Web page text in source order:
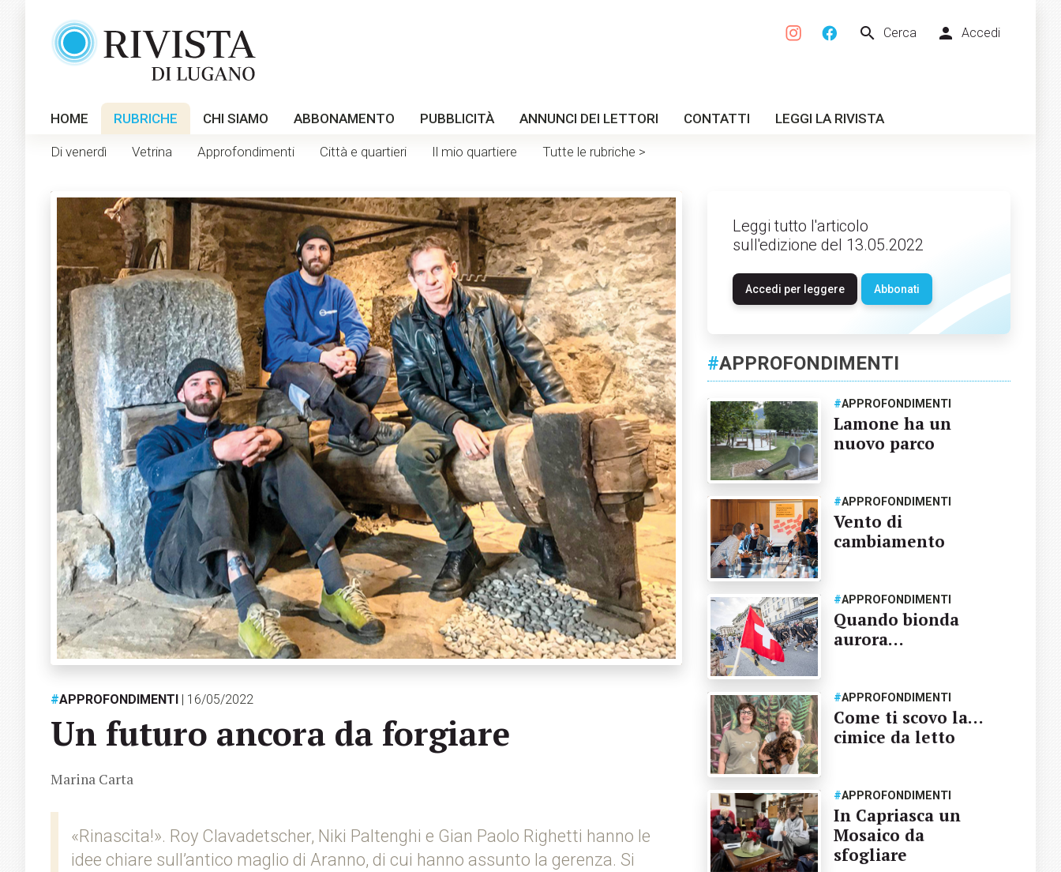
search Cerca person Accedi
HOME RUBRICHE CHI SIAMO ABBONAMENTO PUBBLICITÀ ANNUNCI DEI LETTORI CONTATTI LEGGI LA RIVISTA
Di venerdì Vetrina Approfondimenti Città e quartieri Il mio quartiere Tutte le rubriche >
#APPROFONDIMENTI | 16/05/2022
Un futuro ancora da forgiare
Marina Carta
«Rinascita!». Roy Clavadetscher, Niki Paltenghi e Gian Paolo Righetti hanno le
idee chiare sull’antico maglio di Aranno, di cui hanno assunto la gerenza. Si
Leggi tutto l'articolo
sull'edizione del 13.05.2022
Accedi per leggere Abbonati
#APPROFONDIMENTI
#APPROFONDIMENTI
Lamone ha un
nuovo parco
#APPROFONDIMENTI
Vento di
cambiamento
#APPROFONDIMENTI
Quando bionda
aurora…
#APPROFONDIMENTI
Come ti scovo la…
cimice da letto
#APPROFONDIMENTI
In Capriasca un
Mosaico da
sfogliare